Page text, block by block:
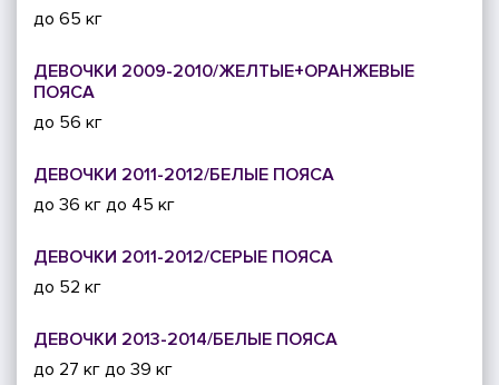
до 65 кг
ДЕВОЧКИ 2009-2010/ЖЕЛТЫЕ+ОРАНЖЕВЫЕ
ПОЯСА
до 56 кг
ДЕВОЧКИ 2011-2012/БЕЛЫЕ ПОЯСА
до 36 кг до 45 кг
ДЕВОЧКИ 2011-2012/СЕРЫЕ ПОЯСА
до 52 кг
ДЕВОЧКИ 2013-2014/БЕЛЫЕ ПОЯСА
до 27 кг до 39 кг